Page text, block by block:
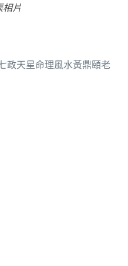
片
政天星命理風水黃鼎頤老